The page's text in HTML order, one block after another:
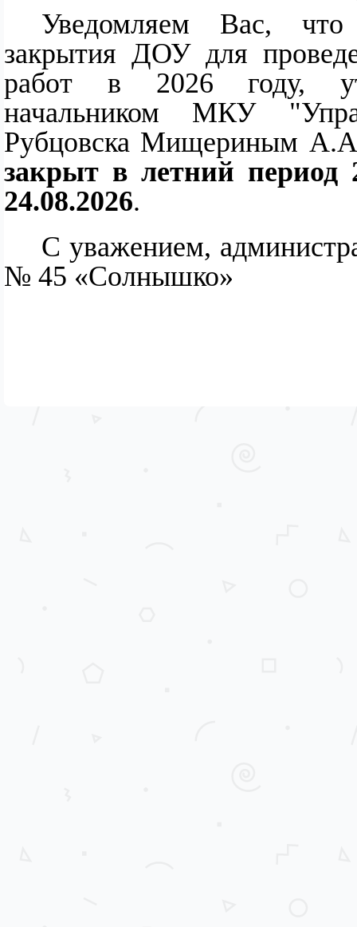
Уведомляем Вас,
закрытия ДОУ для
работ в 2026 году,
начальником МКУ
Рубцовска Мищериным
закрыт в летний период
24.08.2026.
С уважением,
№ 45 «Солнышко»